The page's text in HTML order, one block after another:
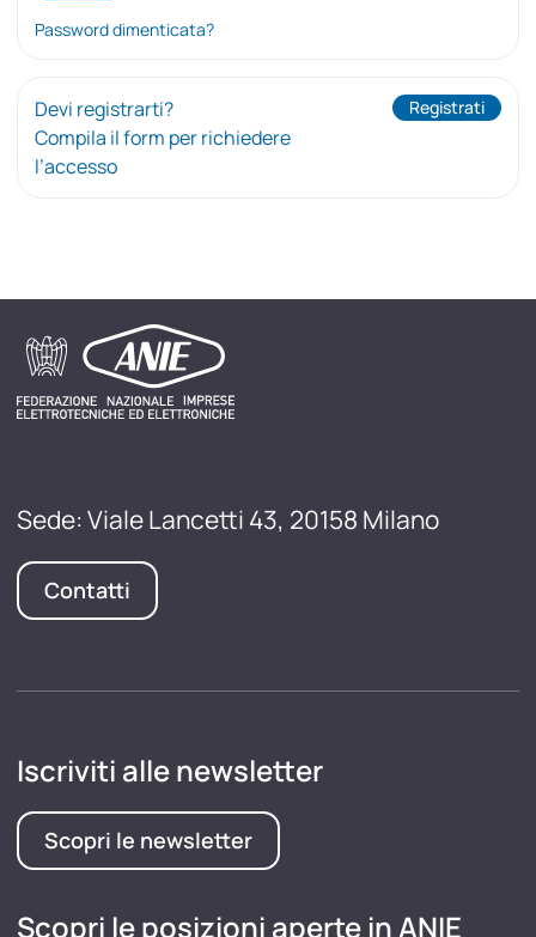
Password dimenticata?
Devi registrarti?
Compila il form per richiedere
l’accesso
Registrati
Sede: Viale Lancetti 43, 20158 Milano
Contatti
Iscriviti alle newsletter
Scopri le newsletter
Scopri le posizioni aperte in ANIE